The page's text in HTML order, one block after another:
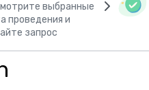
выбранные
проведения и
запрос